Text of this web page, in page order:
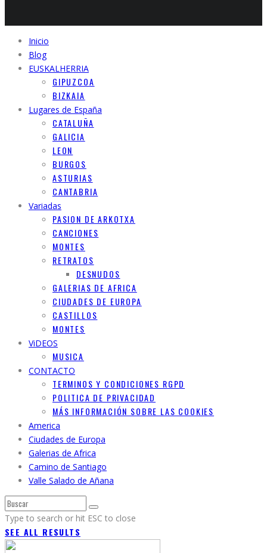
Inicio
Blog
EUSKALHERRIA
GIPUZCOA
BIZKAIA
Lugares de España
CATALUÑA
GALICIA
LEON
BURGOS
ASTURIAS
CANTABRIA
Variadas
PASION DE ARKOTXA
CANCIONES
MONTES
RETRATOS
DESNUDOS
GALERIAS DE AFRICA
CIUDADES DE EUROPA
CASTILLOS
MONTES
ViDEOS
MUSICA
CONTACTO
TERMINOS Y CONDICIONES RGPD
POLITICA DE PRIVACIDAD
MÁS INFORMACIÓN SOBRE LAS COOKIES
America
Ciudades de Europa
Galerias de Africa
Camino de Santiago
Valle Salado de Añana
Type to search or hit ESC to close
SEE ALL RESULTS